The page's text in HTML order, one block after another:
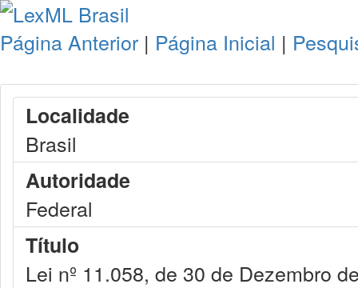
Página Anterior | Página Inicial |
Localidade
Brasil
Autoridade
Federal
Título
Lei nº 11.058, de 30 de Dezembro